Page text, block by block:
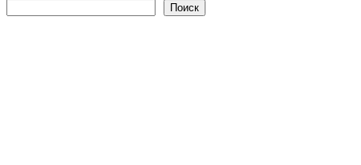
Поиск